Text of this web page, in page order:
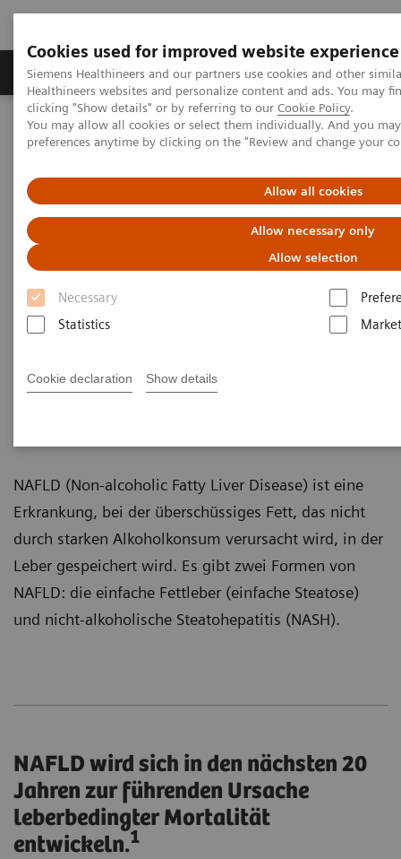
Cookies used for improved website experience
Siemens Healthineers and our partners use cookies and other
Healthineers websites and personalize content and ads. You may
clicking "Show details" or by referring to our Cookie Policy.
You may allow all cookies or select them individually. And you
preferences anytime by clicking on the "Review and change your
Allow all cookies
Allow necessary only
Allow selection
Necessary
Statistics
Cookie declaration Show details
Produkte & Services Fachbereiche
Home
Labordiagnostik
Assays nach Krankheiten und Erkrankungen geordnet
Bekämpfung der steigenden Prävalenz der nichtalkoholischen
Fettlebererkrankung
Bekämpfung der steigenden
Prävalenz Non-alcoholic Fatty
Liver Disease
Erfahren Sie mehr über NAFLD, eine der
NAFLD (Non-alcoholic Fatty Liver Disease) ist eine
Erkrankung, bei der überschüssiges Fett, das nicht
durch starken Alkoholkonsum verursacht wird, in der
Leber gespeichert wird. Es gibt zwei Formen von
NAFLD: die einfache Fettleber (einfache Steatose)
und nicht-alkoholische Steatohepatitis (NASH).
NAFLD wird sich in den nächsten 20
Jahren zur führenden Ursache
leberbedingter Mortalität
entwickeln.1